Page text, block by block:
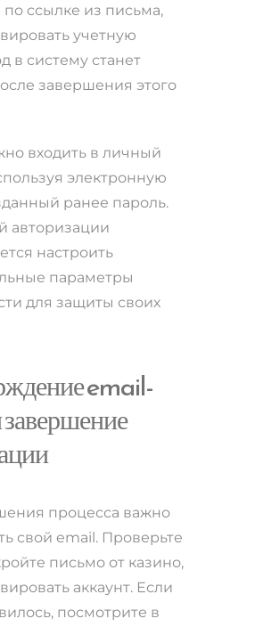
ссылке из письма,
учетную
в систему станет
завершения этого
входить в личный
электронную
ранее пароль.
авторизации
настроить
параметры
для защиты своих
email-
завершение
процесса важно
свой email. Проверьте
письмо от казино,
аккаунт. Если
посмотрите в